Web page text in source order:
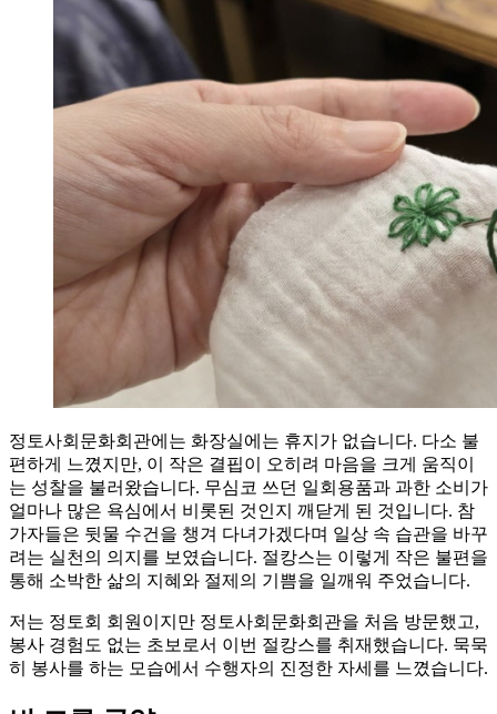
정토사회문화회관에는 화장실에는 휴지가 없습니다. 다소 불
편하게 느꼈지만, 이 작은 결핍이 오히려 마음을 크게 움직이
는 성찰을 불러왔습니다. 무심코 쓰던 일회용품과 과한 소비가
얼마나 많은 욕심에서 비롯된 것인지 깨닫게 된 것입니다. 참
가자들은 뒷물 수건을 챙겨 다녀가겠다며 일상 속 습관을 바꾸
려는 실천의 의지를 보였습니다. 절캉스는 이렇게 작은 불편을
통해 소박한 삶의 지혜와 절제의 기쁨을 일깨워 주었습니다.
저는 정토회 회원이지만 정토사회문화회관을 처음 방문했고,
봉사 경험도 없는 초보로서 이번 절캉스를 취재했습니다. 묵묵
히 봉사를 하는 모습에서 수행자의 진정한 자세를 느꼈습니다.